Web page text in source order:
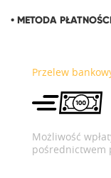
• METODA PŁATNOŚCI
Przelew
Możliwość
pośrednictwem